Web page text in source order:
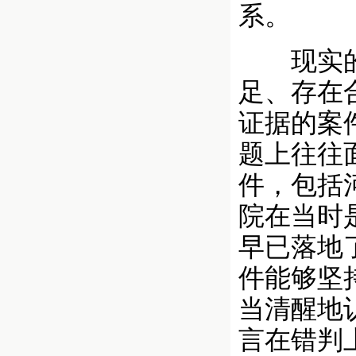
系。
现实的
足、存在
证据的案
题上往往
件，包括
院在当时
早已落地
件能够坚
当清醒地
言在错判